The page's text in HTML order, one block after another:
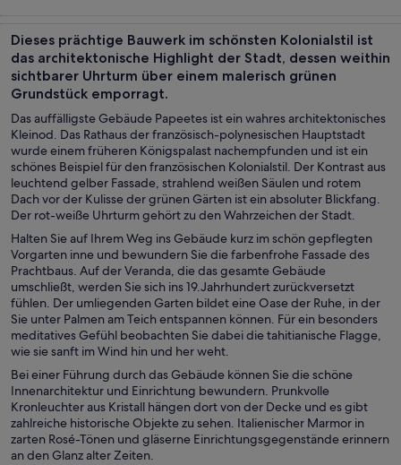
Touren
Dieses prächtige Bauwerk im schönsten Kolonialstil ist
das architektonische Highlight der Stadt, dessen weithin
sichtbarer Uhrturm über einem malerisch grünen
Grundstück emporragt.
Das auffälligste Gebäude Papeetes ist ein wahres architektonisches
Kleinod. Das Rathaus der französisch-polynesischen Hauptstadt
wurde einem früheren Königspalast nachempfunden und ist ein
schönes Beispiel für den französischen Kolonialstil. Der Kontrast aus
leuchtend gelber Fassade, strahlend weißen Säulen und rotem
Dach vor der Kulisse der grünen Gärten ist ein absoluter Blickfang.
Der rot-weiße Uhrturm gehört zu den Wahrzeichen der Stadt.
Halten Sie auf Ihrem Weg ins Gebäude kurz im schön gepflegten
Vorgarten inne und bewundern Sie die farbenfrohe Fassade des
Prachtbaus. Auf der Veranda, die das gesamte Gebäude
umschließt, werden Sie sich ins 19.Jahrhundert zurückversetzt
fühlen. Der umliegenden Garten bildet eine Oase der Ruhe, in der
Sie unter Palmen am Teich entspannen können. Für ein besonders
meditatives Gefühl beobachten Sie dabei die tahitianische Flagge,
wie sie sanft im Wind hin und her weht.
Bei einer Führung durch das Gebäude können Sie die schöne
Innenarchitektur und Einrichtung bewundern. Prunkvolle
Kronleuchter aus Kristall hängen dort von der Decke und es gibt
zahlreiche historische Objekte zu sehen. Italienischer Marmor in
zarten Rosé-Tönen und gläserne Einrichtungsgegenstände erinnern
an den Glanz alter Zeiten.